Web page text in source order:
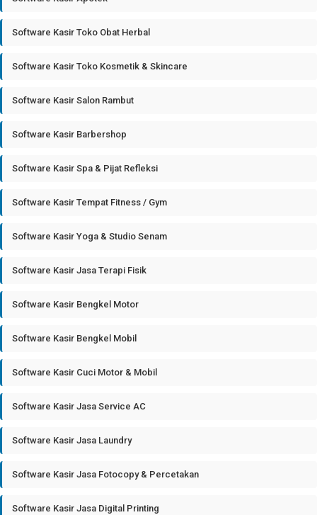
Software Kasir Toko Obat Herbal
Software Kasir Toko Kosmetik & Skincare
Software Kasir Salon Rambut
Software Kasir Barbershop
Software Kasir Spa & Pijat Refleksi
Software Kasir Tempat Fitness / Gym
Software Kasir Yoga & Studio Senam
Software Kasir Jasa Terapi Fisik
Software Kasir Bengkel Motor
Software Kasir Bengkel Mobil
Software Kasir Cuci Motor & Mobil
Software Kasir Jasa Service AC
Software Kasir Jasa Laundry
Software Kasir Jasa Fotocopy & Percetakan
Software Kasir Jasa Digital Printing